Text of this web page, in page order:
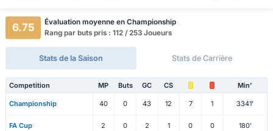
6.75
Évaluation moyenne en Championship
Rang par buts pris : 112 / 253 Joueurs
Stats de la Saison Stats de Carrière
Competition MP Buts GC CS Min'
Championship 40 0 43 12 7 1 3341'
FA Cup 2 0 2 1 0 0 180'